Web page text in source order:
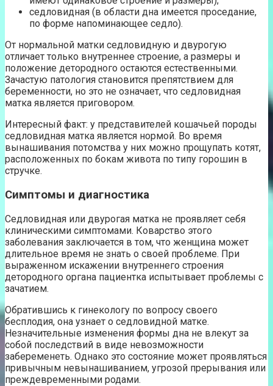
седловидная (в области дна имеется проседание,
по форме напоминающее седло).
От нормальной матки седловидную и двурогую
отличает только внутреннее строение, а размеры и
положение детородного остаются естественными.
Зачастую патология становится препятствием для
беременности, но это не означает, что седловидная
матка является приговором.
Интересный факт: у представителей кошачьей породы
седловидная матка является нормой. Во время
вынашивания потомства у них можно прощупать котят,
расположенных по бокам живота по типу горошин в
стручке.
Симптомы и диагностика
Седловидная или двурогая матка не проявляет себя
клиническими симптомами. Коварство этого
заболевания заключается в том, что женщина может
длительное время не знать о своей проблеме. При
выраженном искажении внутреннего строения
детородного органа пациентка испытывает проблемы с
зачатием.
Обратившись к гинекологу по вопросу своего
бесплодия, она узнает о седловидной матке.
Незначительные изменения формы дна не влекут за
собой последствий в виде невозможности
забеременеть. Однако это состояние может проявляться
привычным невынашиванием, угрозой прерывания или
преждевременными родами.